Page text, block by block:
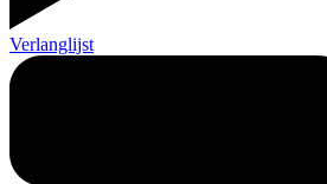
Verlanglijst